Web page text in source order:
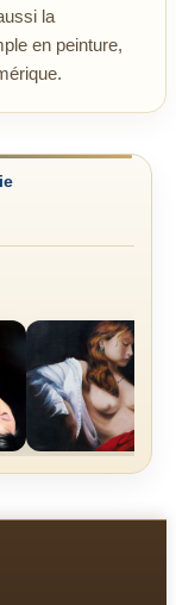
la
en peinture,